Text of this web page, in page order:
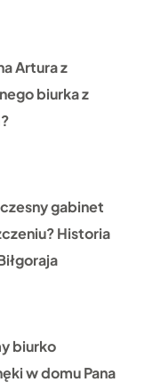
Artura z
biurka z
gabinet
Historia
biurko
w domu Pana